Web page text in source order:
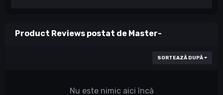
Product Reviews postat de Master-
SORTEAZĂ DUPĂ
Nu este nimic aici încă